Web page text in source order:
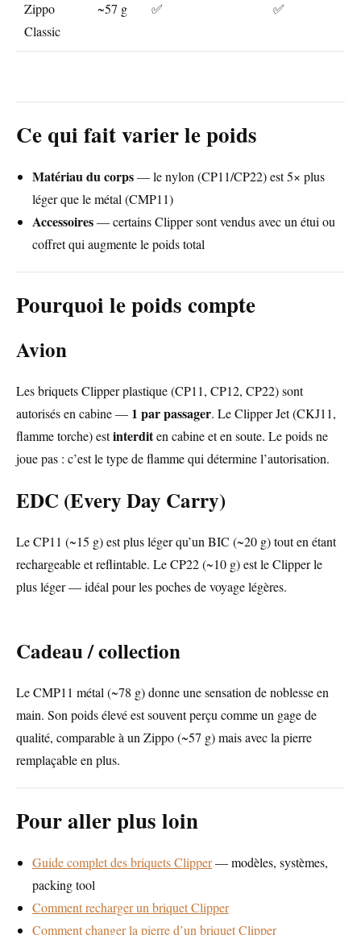
Zippo
Classic
~57 g ✅ ✅
Ce qui fait varier le poids
Matériau du corps— le nylon (CP11/CP22) est 5× plus
léger que le métal (CMP11)
Accessoires— certains Clipper sont vendus avec un étui ou
coffret qui augmente le poids total
Pourquoi le poids compte
Avion
Les briquets Clipper plastique (CP11, CP12, CP22) sont
autorisés en cabine — 1 par passager. Le Clipper Jet (CKJ11,
flamme torche) estinterditen cabine et en soute. Le poids ne
joue pas : c’est le type de flamme qui détermine l’autorisation.
EDC (Every Day Carry)
Le CP11 (~15 g) est plus léger qu’un BIC (~20 g) tout en étant
rechargeable et reflintable. Le CP22 (~10 g) est le Clipper le
plus léger — idéal pour les poches de voyage légères.
Cadeau / collection
Le CMP11 métal (~78 g) donne une sensation de noblesse en
main. Son poids élevé est souvent perçu comme un gage de
qualité, comparable à un Zippo (~57 g) mais avec la pierre
remplaçable en plus.
Pour aller plus loin
Guide complet des briquets Clipper— modèles, systèmes,
packing tool
Comment recharger un briquet Clipper
Comment changer la pierre d’un briquet Clipper